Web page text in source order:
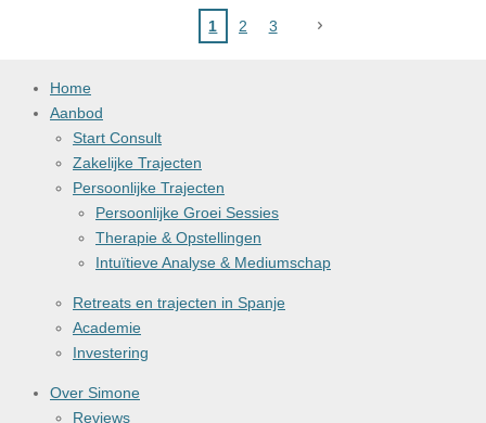
1 2 3
Home
Aanbod
Start Consult
Zakelijke Trajecten
Persoonlijke Trajecten
Persoonlijke Groei Sessies
Therapie & Opstellingen
Intuïtieve Analyse & Mediumschap
Retreats en trajecten in Spanje
Academie
Investering
Over Simone
Reviews